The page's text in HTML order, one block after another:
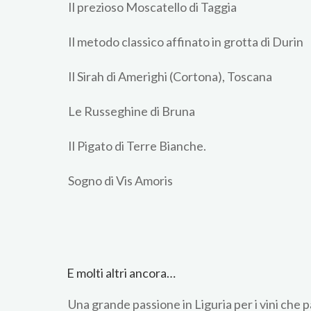
Il prezioso Moscatello di Taggia
Il metodo classico affinato in grotta di Durin
Il Sirah di Amerighi (Cortona), Toscana
Le Russeghine di Bruna
Il Pigato di Terre Bianche.
Sogno di Vis Amoris
E molti altri ancora…
Una grande passione in Liguria per i vini che